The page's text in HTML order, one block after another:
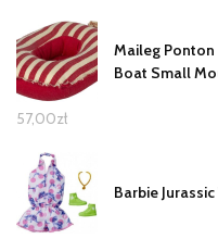
Maileg Ponton
Boat Small
57,00zł
Barbie